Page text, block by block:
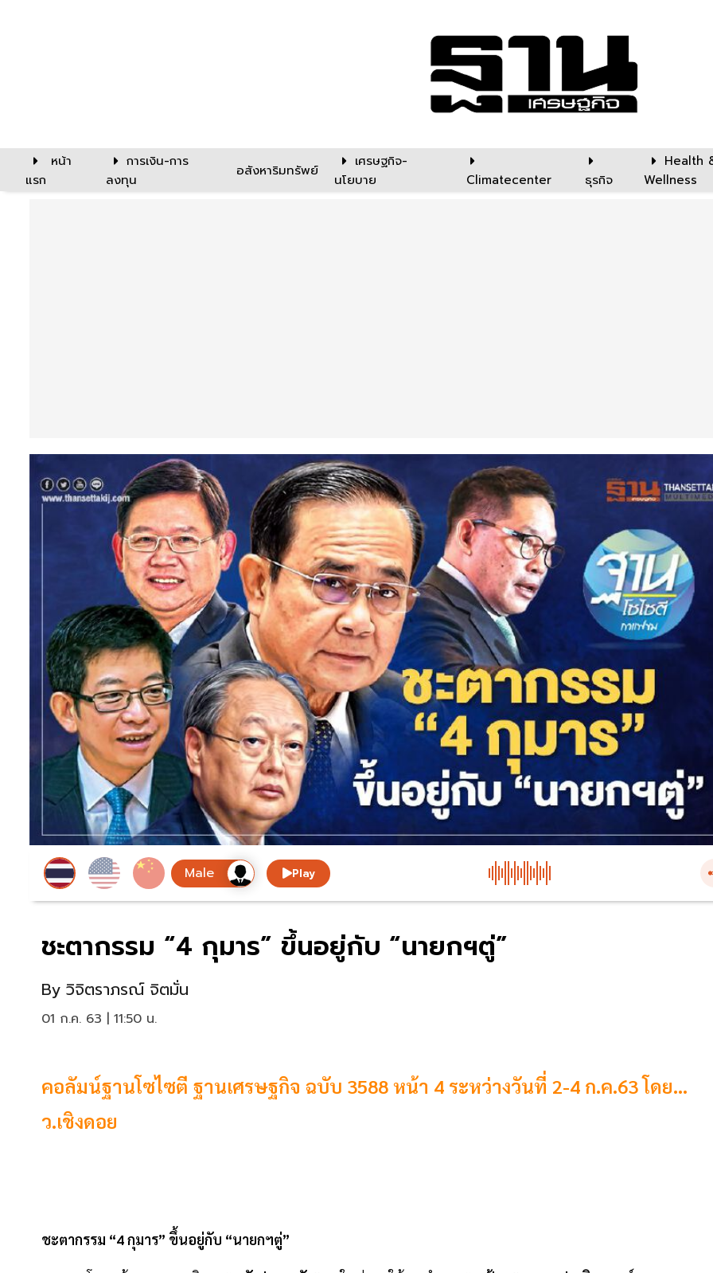
หน้า
แรก
การเงิน-การ
ลงทุน
อสังหาริมทรัพย์
เศรษฐกิจ-
นโยบาย
Climatecenter ธุรกิจ
Health
Wellness
Play
ชะตากรรม “4 กุมาร” ขึ้นอยู่กับ “นายกฯตู่”
By วิจิตราภรณ์ จิตมั่น
01 ก.ค. 63 | 11:50 น.
คอลัมน์ฐานโซไซตี ฐานเศรษฐกิจ ฉบับ 3588 หน้า 4 ระหว่างวันที่ 2-4 ก.ค.63 โดย...
ว.เชิงดอย
ชะตากรรม “4 กุมาร” ขึ้นอยู่กับ “นายกฯตู่”